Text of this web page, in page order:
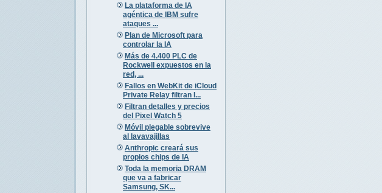
La plataforma de IA
agéntica de IBM sufre
ataques ...
Plan de Microsoft para
controlar la IA
Más de 4.400 PLC de
Rockwell expuestos en la
red, ...
Fallos en WebKit de iCloud
Private Relay filtran I...
Filtran detalles y precios
del Pixel Watch 5
Móvil plegable sobrevive
al lavavajillas
Anthropic creará sus
propios chips de IA
Toda la memoria DRAM
que va a fabricar
Samsung, SK...